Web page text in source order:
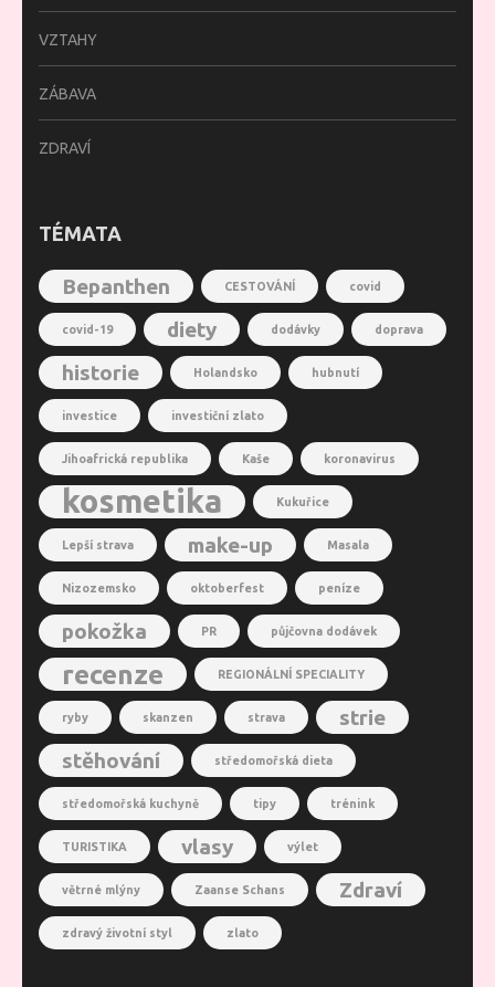
VZTAHY
ZÁBAVA
ZDRAVÍ
TÉMATA
Bepanthen CESTOVÁNÍ covid
covid-19 diety dodávky doprava
historie Holandsko hubnutí
investice investiční zlato
Jihoafrická republika Kaše koronavirus
kosmetika Kukuřice
Lepší strava make-up Masala
Nizozemsko oktoberfest peníze
pokožka PR půjčovna dodávek
recenze REGIONÁLNÍ SPECIALITY
ryby skanzen strava
strie
stěhování
středomořská dieta
středomořská kuchyně tipy trénink
TURISTIKA vlasy výlet
větrné mlýny Zaanse Schans Zdraví
zdravý životní styl zlato